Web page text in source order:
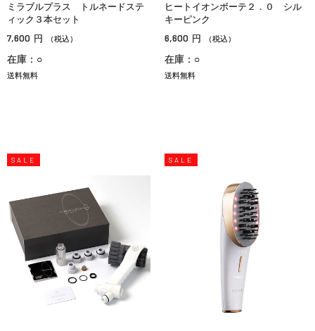
ミラブルプラス トルネードステ
ィック３本セット
7,600 円 （税込）
在庫：○
送料無料
ヒートイオンボーテ２．０ シル
キーピンク
6,600 円 （税込）
在庫：○
送料無料
SALE SALE